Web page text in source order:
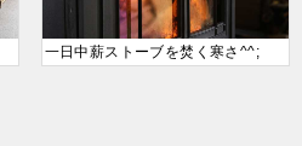
一日中薪ストーブを焚く寒さ^^;